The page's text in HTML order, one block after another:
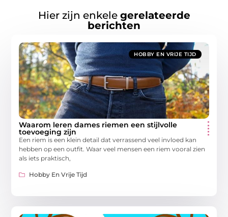
Hier zijn enkele gerelateerde
berichten
HOBBY EN VRIJE TIJD
Waarom leren dames riemen een stijlvolle
toevoeging zijn
Een riem is een klein detail dat verrassend veel invloed kan
hebben op een outfit. Waar veel mensen een riem vooral zien
als iets praktisch,
Hobby En Vrije Tijd